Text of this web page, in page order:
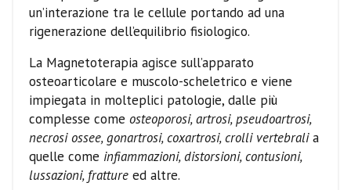
un’interazione tra le cellule portando ad una
rigenerazione dell’equilibrio fisiologico.
La Magnetoterapia agisce sull’apparato
osteoarticolare e muscolo-scheletrico e viene
impiegata in molteplici patologie, dalle più
complesse come osteoporosi, artrosi, pseudoartrosi,
necrosi ossee, gonartrosi, coxartrosi, crolli vertebralia
quelle come infiammazioni, distorsioni, contusioni,
lussazioni, fratture ed altre.